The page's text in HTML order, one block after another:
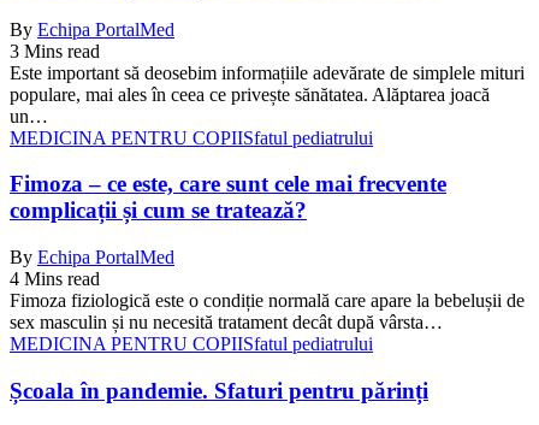
By Echipa PortalMed
3 Mins read
Este important să deosebim informațiile adevărate de simplele mituri
populare, mai ales în ceea ce privește sănătatea. Alăptarea joacă
un…
MEDICINA PENTRU COPIISfatul pediatrului
Fimoza – ce este, care sunt cele mai frecvente
complicații și cum se tratează?
By Echipa PortalMed
4 Mins read
Fimoza fiziologică este o condiție normală care apare la bebelușii de
sex masculin și nu necesită tratament decât după vârsta…
MEDICINA PENTRU COPIISfatul pediatrului
Școala în pandemie. Sfaturi pentru părinți